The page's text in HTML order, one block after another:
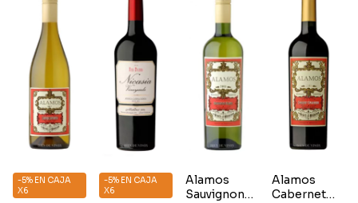
-5% EN CAJA
X6
-5% EN CAJA
X6
Alamos
Sauvignon
Alamos
Cabernet